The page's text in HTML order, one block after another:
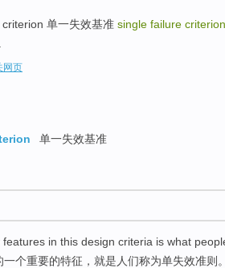
criterion 单一失效基准 single failure criterion
网页
单一失效基准
features in this design criteria is what
一个重要的特征 ， 就是 人们称为单失效准则。